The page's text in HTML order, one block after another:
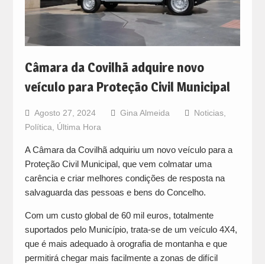
Câmara da Covilhã adquire novo
veículo para Proteção Civil Municipal
Agosto 27, 2024 Gina Almeida Noticias,
Política
Última Hora
A Câmara da Covilhã adquiriu um novo veículo para a
Proteção Civil Municipal, que vem colmatar uma
carência e criar melhores condições de resposta na
salvaguarda das pessoas e bens do Concelho.
Com um custo global de 60 mil euros, totalmente
suportados pelo Município, trata-se de um veículo 4X4,
que é mais adequado à orografia de montanha e que
permitirá chegar mais facilmente a zonas de difícil